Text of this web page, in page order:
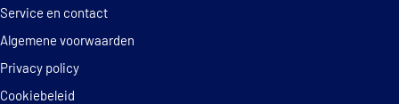
Service en contact
Algemene voorwaarden
Privacy policy
Cookiebeleid